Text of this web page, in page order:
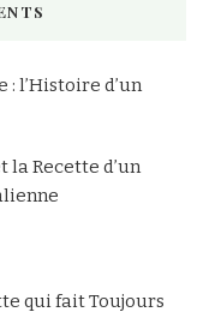
: l’Histoire d’un
la Recette d’un
qui fait Toujours